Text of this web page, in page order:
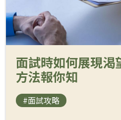
面試時如何展現渴
方法報你知
#面試攻略